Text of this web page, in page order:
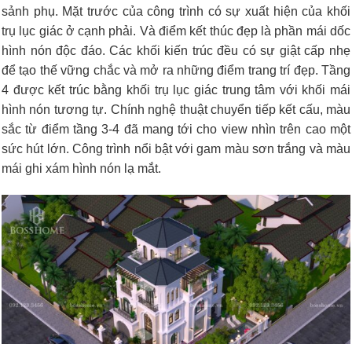
sảnh phụ. Mặt trước của công trình có sự xuất hiện của khối
trụ lục giác ở cạnh phải. Và điểm kết thúc đẹp là phần mái dốc
hình nón độc đáo. Các khối kiến trúc đều có sự giật cấp nhẹ
để tạo thế vững chắc và mở ra những điểm trang trí đẹp. Tầng
4 được kết trúc bằng khối trụ lục giác trung tâm với khối mái
hình nón tương tự. Chính nghệ thuật chuyển tiếp kết cấu, màu
sắc từ điểm tầng 3-4 đã mang tới cho view nhìn trên cao một
sức hút lớn. Công trình nổi bật với gam màu sơn trắng và màu
mái ghi xám hình nón lạ mắt.